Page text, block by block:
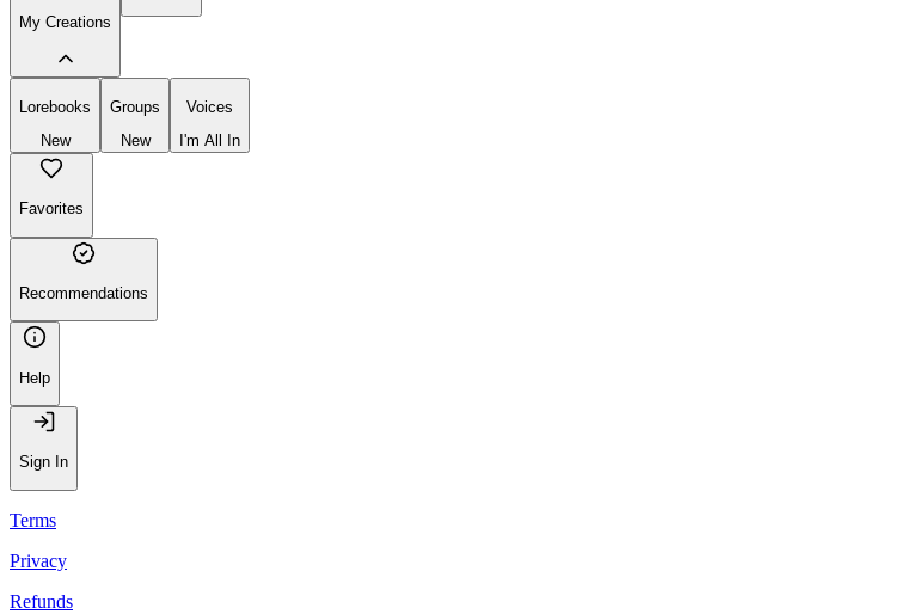
My Creations
Lorebooks
New
Groups
New
Voices
I'm All In
Favorites
Recommendations
Help
Sign In
Terms
Privacy
Refunds